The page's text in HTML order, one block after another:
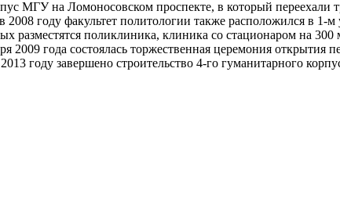
МГУ на Ломоносовском проспекте, в который переехали
году факультет политологии также расположился в 1-
разместятся поликлиника, клиника со стационаром на 300
года состоялась торжественная церемония открытия
году завершено строительство 4-го гуманитарного